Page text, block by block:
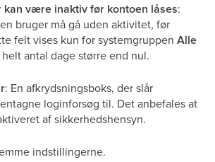
kan være inaktiv før kontoen låses:
bruger må gå uden aktivitet, før
felt vises kun for systemgruppen Alle
antal dage større end nul.
: En afkrydsningsboks, der slår
loginforsøg til. Det anbefales at
af sikkerhedshensyn.
indstillingerne.